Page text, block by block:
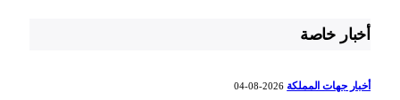
أخبار خاصة
أخبار جهات المملكة 2026-08-04